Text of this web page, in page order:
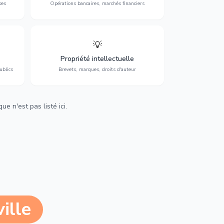
Opérations bancaires, marchés financiers
💡
Propriété intellectuelle
Brevets, marques, droits d'auteur
Protection de vos créations : brevets,
marques, droits d'auteur et lutte contre la
contrefaçon.
n'est pas listé ici.